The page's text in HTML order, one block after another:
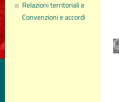
Relazioni territoriali e
Convenzioni e accordi